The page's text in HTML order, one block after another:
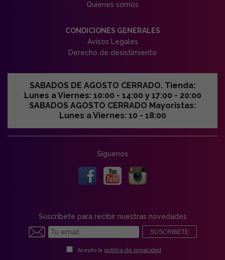
Quiénes somos
CONDICIONES GENERALES
Avisos Legales
Derecho de desistimiento
SABADOS DE AGOSTO CERRADO. Tienda:
Lunes a Viernes: 10:00 - 14:00 y 17:00 - 20:00
SABADOS AGOSTO CERRADO Mayoristas:
Lunes a Viernes: 10 - 18:00
Síguenos
Suscríbete para recibir nuestras novedades
SUSCRIBETE
Acepto la política de privacidad